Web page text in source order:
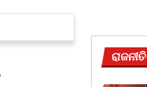
ରାଜନୀତି